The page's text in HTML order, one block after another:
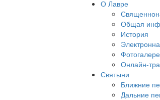
О Лавре
Общая
История
Онлайн-
Святыни
Ближние
Дальние